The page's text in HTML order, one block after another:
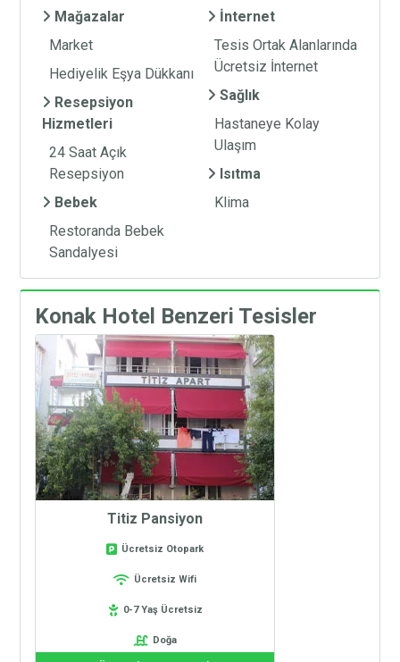
Mağazalar
Market
Hediyelik Eşya Dükkanı
Hizmetleri
24 Saat Açık
Resepsiyon
Bebek
Restoranda Bebek
Sandalyesi
İnternet
Tesis Ortak Alanlarında
Ücretsiz İnternet
Sağlık
Hastaneye Kolay
Ulaşım
Isıtma
Klima
Konak Hotel Benzeri Tesisler
Titiz Pansiyon
Ücretsiz Otopark
Ücretsiz Wifi
0-7 Yaş Ücretsiz
Doğa